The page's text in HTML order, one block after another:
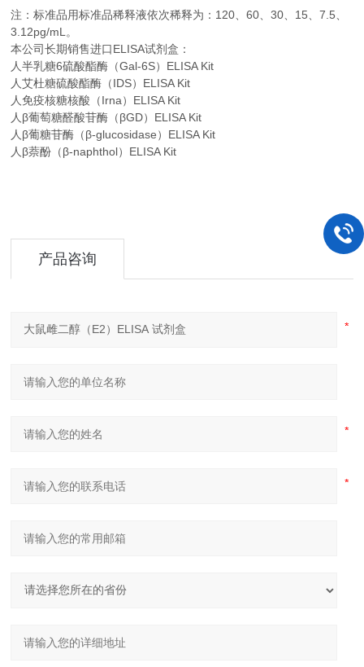
注：标准品用标准品稀释液依次稀释为： 120、60、30、 15、7.5、
3.12pg/mL。
本公司长期销售进口ELISA试剂盒：
人半乳糖6硫酸酯酶（Gal-6S）ELISA Kit
人艾杜糖硫酸酯酶（IDS）ELISA Kit
人免疫核糖核酸（Irna）ELISA Kit
人β葡萄糖醛酸苷酶（βGD）ELISA Kit
人β葡糖苷酶（β-glucosidase）ELISA Kit
人β萘酚（β-naphthol）ELISA Kit
产品咨询